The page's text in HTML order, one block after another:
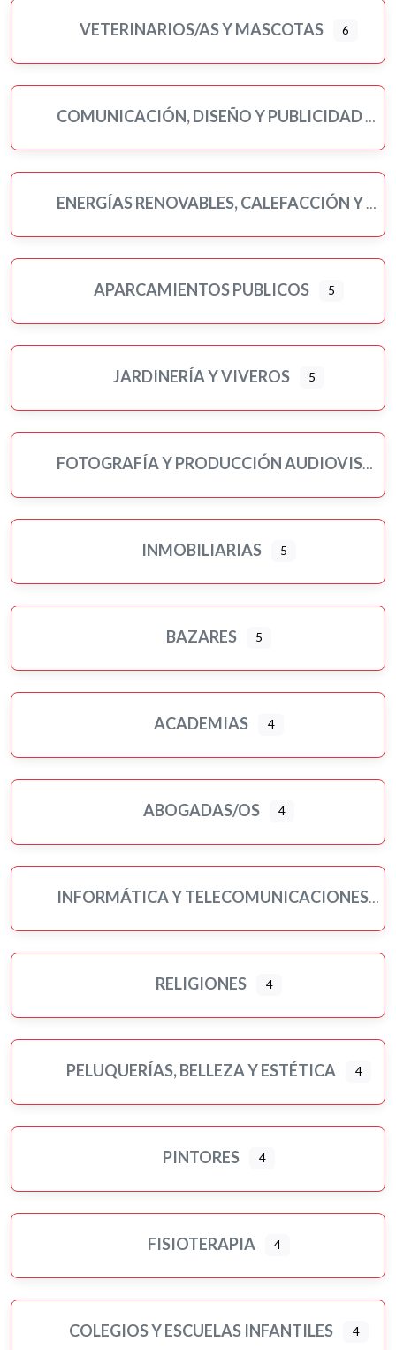
VETERINARIOS/AS Y MASCOTAS 6
COMUNICACIÓN, DISEÑO Y PUBLICIDAD
ENERGÍAS RENOVABLES, CALEFACCIÓN Y FONTANERÍA
APARCAMIENTOS PUBLICOS 5
JARDINERÍA Y VIVEROS 5
FOTOGRAFÍA Y PRODUCCIÓN AUDIOVISUAL
INMOBILIARIAS 5
BAZARES 5
ACADEMIAS 4
ABOGADAS/OS 4
INFORMÁTICA Y TELECOMUNICACIONES
RELIGIONES 4
PELUQUERÍAS, BELLEZA Y ESTÉTICA 4
PINTORES 4
FISIOTERAPIA 4
COLEGIOS Y ESCUELAS INFANTILES 4